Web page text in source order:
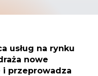
usług na rynku
nowe
przeprowadza